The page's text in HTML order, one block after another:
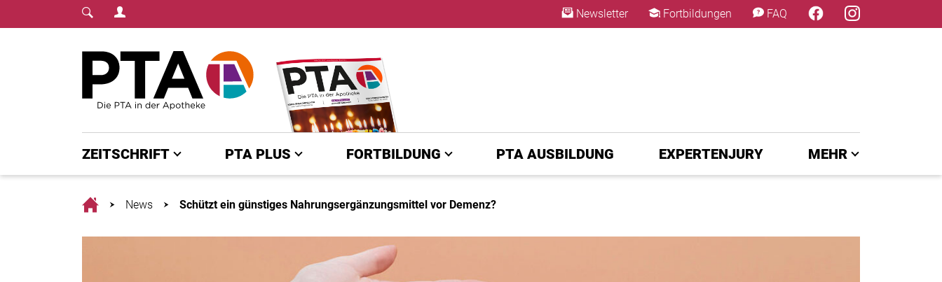
Login Menu Newsletter Fortbildungen FAQ
ZEITSCHRIFT PTA PLUS FORTBILDUNG PTA AUSBILDUNG EXPERTENJURY MEHR
HomeNews Schützt ein günstiges Nahrungsergänzungsmittel vor Demenz?
×